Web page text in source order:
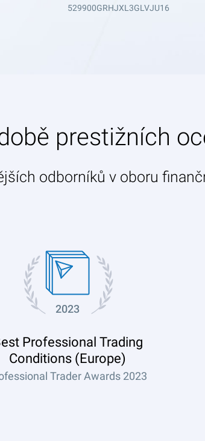
529900GRHJXL3GLVJU16
prestižních
odborníků v oboru
2023
Professional Trading
Conditions (Europe)
Trader Awards 2023